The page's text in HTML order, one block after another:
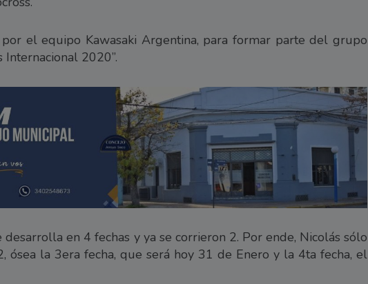
el equipo Kawasaki Argentina, para formar parte del grupo
2020”.
desarrolla en 4 fechas y ya se corrieron 2. Por ende, Nicolás sólo
ósea la 3era fecha, que será hoy 31 de Enero y la 4ta fecha, el